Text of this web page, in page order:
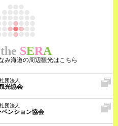
SERA
み海道の周辺観光はこちら
団法人
光協会
団法人
ンション協会